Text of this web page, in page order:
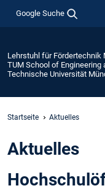
Google Suche
Lehrstuhl für
TUM School of Engineering
Technische Universität
Startseite Aktuelles
Aktuelles